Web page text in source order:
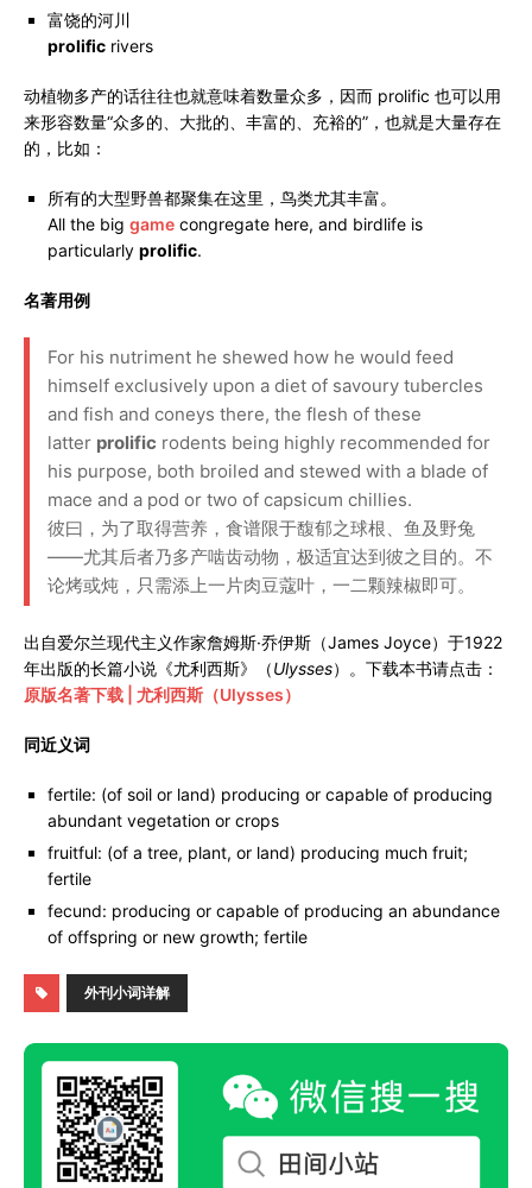
富饶的河川
prolific rivers
动植物多产的话往往也就意味着数量众多，因而 prolific 也可以用
来形容数量“众多的、大批的、丰富的、充裕的”，也就是大量存在
的，比如：
所有的大型野兽都聚集在这里，鸟类尤其丰富。
All the big game congregate here, and birdlife is
particularly prolific.
名著用例
For his nutriment he shewed how he would feed
himself exclusively upon a diet of savoury tubercles
and fish and coneys there, the flesh of these
latter prolific rodents being highly recommended for
his purpose, both broiled and stewed with a blade of
mace and a pod or two of capsicum chillies.
彼曰，为了取得营养，食谱限于馥郁之球根、鱼及野兔
——尤其后者乃多产啮齿动物，极适宜达到彼之目的。不
论烤或炖，只需添上一片肉豆蔻叶，一二颗辣椒即可。
出自爱尔兰现代主义作家詹姆斯·乔伊斯（James Joyce）于1922
年出版的长篇小说《尤利西斯》（Ulysses）。下载本书请点击：
原版名著下载 | 尤利西斯（Ulysses）
同近义词
fertile: (of soil or land) producing or capable of producing
abundant vegetation or crops
fruitful: (of a tree, plant, or land) producing much fruit;
fertile
fecund: producing or capable of producing an abundance
of offspring or new growth; fertile
外刊小词详解